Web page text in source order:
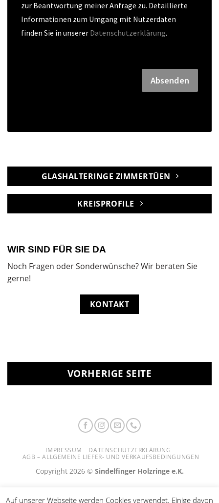
zur Beantwortung meiner Anfrage zu. Detaillierte
Informationen zum Umgang mit Nutzerdaten
finden Sie in unserer Datenschutzerklärung.
Absenden
GLASHALTERINGE ZIMMERTÜEN
KREISPROFILE
WIR SIND FÜR SIE DA
Noch Fragen oder Sonderwünsche? Wir beraten Sie
gerne!
KONTAKT
VORHERIGE SEITE
IMPRESSUM
DATENSCHUTZERKLÄRUNG
AGB – ALLGEMEINE LIEFER- UND VERKAUFSBEDINGUNGEN
Copyright 2026 © Sindelfinger Holzringe e.K.
Auf unserer Webseite werden Cookies verwendet. Einige davon